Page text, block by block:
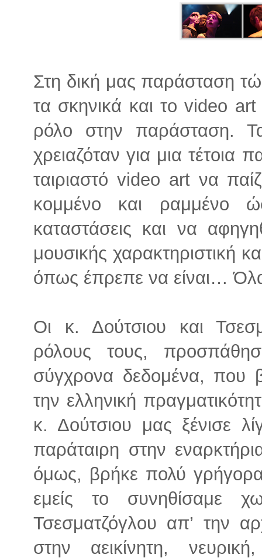
Στη δική μας παράσταση
τα σκηνικά και το video
ρόλο στην παράσταση.
χρειαζόταν για μια τέτοια
ταιριαστό video art να
κομμένο και ραμμένο
καταστάσεις και να
μουσικής χαρακτηριστική
όπως έπρεπε να είναι…
Οι κ. Δούτσιου και
ρόλους τους,
σύγχρονα δεδομένα, που
την ελληνική
κ. Δούτσιου μας ξένισε
παράταιρη στην
όμως, βρήκε πολύ
εμείς το συνηθίσαμε
Τσεσματζόγλου απ’ την
στην αεικίνητη,